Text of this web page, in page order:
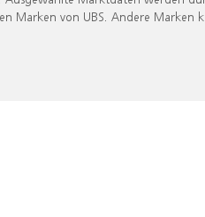
Marken von UBS. Andere Marken